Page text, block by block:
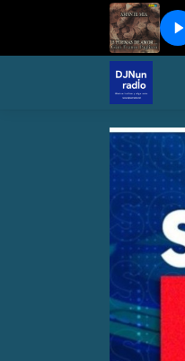
Baladas - Madrugada
Gian Franco Pagliaro -